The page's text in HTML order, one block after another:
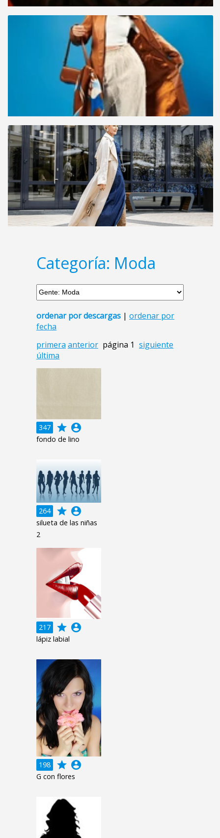
Categoría: Moda
ordenar por descargas | ordenar por
fecha
primera anterior página 1 siguiente
última
347 grade account_circle
fondo de lino
264 grade account_circle
silueta de las niñas
2
217 grade account_circle
lápiz labial
198 grade account_circle
G con flores